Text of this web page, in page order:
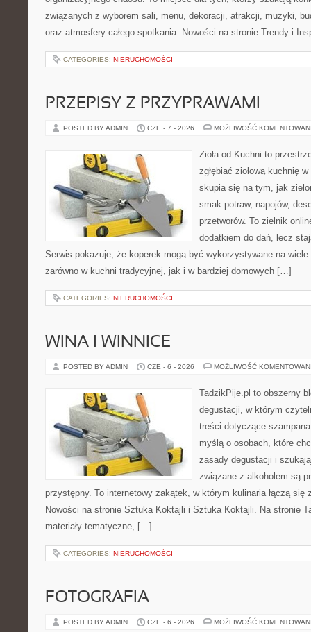
związanych z wyborem sali, menu, dekoracji, atrakcji, muzyki,
oraz atmosfery całego spotkania. Nowości na stronie Trendy i
CATEGORIES: NIERUCHOMOŚCI
PRZEPISY Z PRZYPRAWAMI
POSTED BY ADMIN CZE - 7 - 2026 MOŻLIWOŚĆ
Zioła od Kuchni to
zgłębiać ziołową kuchnię
skupia się na tym, jak
smak potraw, napojów,
przetworów. To zielnik
dodatkiem do dań, lecz
Serwis pokazuje, że koperek mogą być wykorzystywane na
zarówno w kuchni tradycyjnej, jak i w bardziej domowych […]
CATEGORIES: NIERUCHOMOŚCI
WINA I WINNICE
POSTED BY ADMIN CZE - 6 - 2026 MOŻLIWOŚĆ
TadzikPije.pl to obszerny
degustacji, w którym
treści dotyczące
myślą o osobach, które
zasady degustacji i
związane z alkoholem są
przystępny. To internetowy zakątek, w którym kulinaria łączą się
Nowości na stronie Sztuka Koktajli i Sztuka Koktajli. Na stronie
materiały tematyczne, […]
CATEGORIES: NIERUCHOMOŚCI
FOTOGRAFIA
POSTED BY ADMIN CZE - 6 - 2026 MOŻLIWOŚĆ